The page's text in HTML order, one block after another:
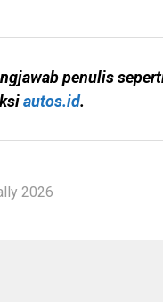
penulis
autos.id.
2026